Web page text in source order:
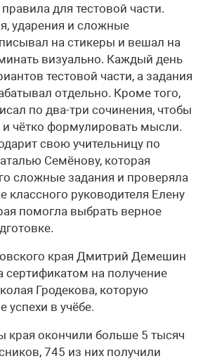
для тестовой части.
ударения и сложные
на стикеры и вешал на
визуально. Каждый день
тестовой части, а задания
отдельно. Кроме того,
по два-три сочинения, чтобы
и чётко формулировать мысли.
свою учительницу по
Семёнову, которая
сложные задания и проверяла
классного руководителя Елену
помогла выбрать верное
края Дмитрий Демешин
сертификатом на получение
Гродекова, которую
успехи в учёбе.
края окончили больше 5 тысяч
745 из них получили